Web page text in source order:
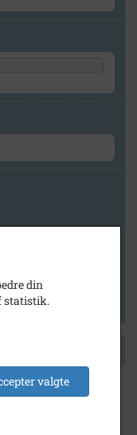
din
statistik.
valgte